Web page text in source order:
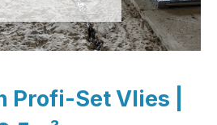
Set Vlies |